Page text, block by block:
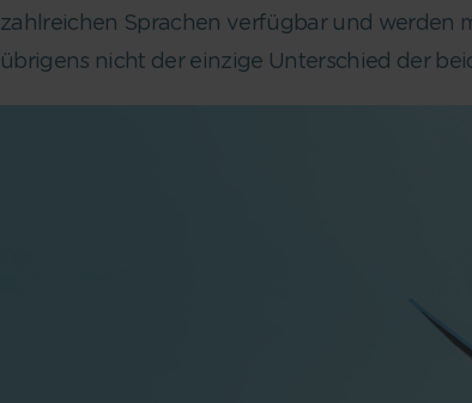
zahlreichen Sprachen verfügbar und werden
übrigens nicht der einzige Unterschied der